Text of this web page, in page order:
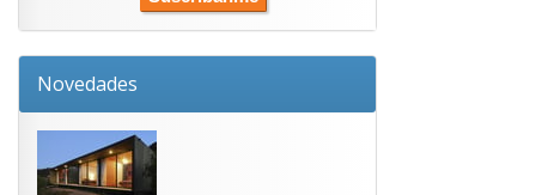
Novedades